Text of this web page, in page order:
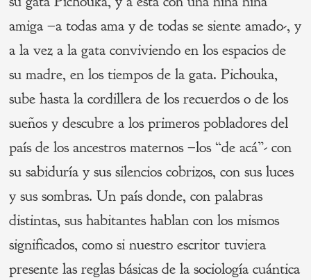
amiga –a todas ama y de todas se siente amado-, y
a la vez a la gata conviviendo en los espacios de
su madre, en los tiempos de la gata. Pichouka,
sube hasta la cordillera de los recuerdos o de los
sueños y descubre a los primeros pobladores del
país de los ancestros maternos –los “de acá”- con
su sabiduría y sus silencios cobrizos, con sus luces
y sus sombras. Un país donde, con palabras
distintas, sus habitantes hablan con los mismos
significados, como si nuestro escritor tuviera
presente las reglas básicas de la sociología cuántica